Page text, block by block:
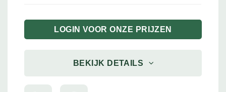
LOGIN VOOR ONZE PRIJZEN
BEKIJK DETAILS